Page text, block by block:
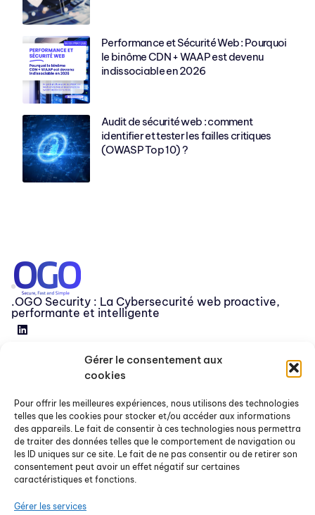
Gérer le consentement aux
cookies
Pour offrir les meilleures expériences, nous utilisons des technologies
telles que les cookies pour stocker et/ou accéder aux informations
des appareils. Le fait de consentir à ces technologies nous permettra
de traiter des données telles que le comportement de navigation ou
les ID uniques sur ce site. Le fait de ne pas consentir ou de retirer son
consentement peut avoir un effet négatif sur certaines
caractéristiques et fonctions.
Gérer les services
Performance et Sécurité Web : Pourquoi
le binôme CDN + WAAP est devenu
indissociable en 2026
Audit de sécurité web : comment
identifier et tester les failles critiques
(OWASP Top 10) ?
.OGO Security : La Cybersecurité web proactive,
performante et intelligente
FAQ
Nous contacter
À propos
Articles & Ressources